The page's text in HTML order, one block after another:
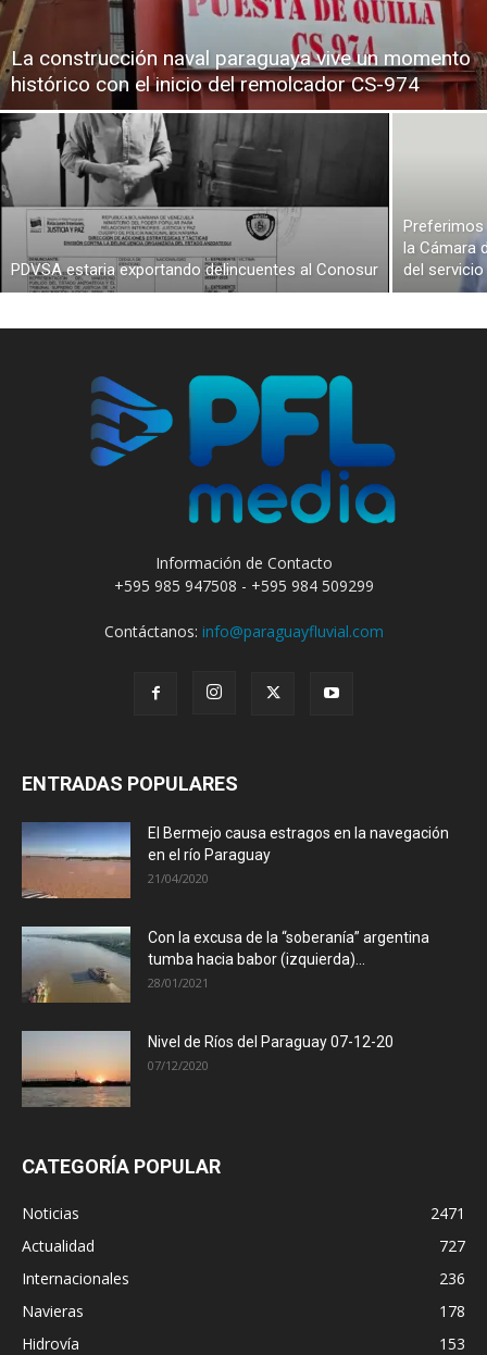
La construcción naval paraguaya vive un momento
histórico con el inicio del remolcador CS-974
PDVSA estaria exportando delincuentes al Conosur
Preferimos
la Cámara
del
Información de Contacto
+595 985 947508 - +595 984 509299
Contáctanos: info@paraguayfluvial.com
ENTRADAS POPULARES
El Bermejo causa estragos en la navegación
en el río Paraguay
21/04/2020
Con la excusa de la “soberanía” argentina
tumba hacia babor (izquierda)...
28/01/2021
Nivel de Ríos del Paraguay 07-12-20
07/12/2020
CATEGORÍA POPULAR
Noticias
2471
Actualidad
727
Internacionales
236
Navieras
178
Hidrovía
153